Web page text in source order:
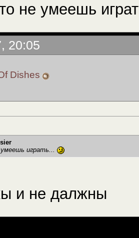
не умеешь
20:05
Dishes
играть...
и не далжны